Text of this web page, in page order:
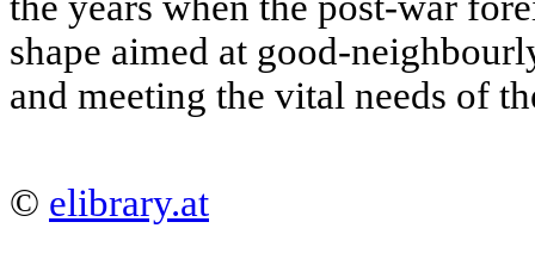
shape aimed at good-
and meeting the vital needs of
© elibrary.at